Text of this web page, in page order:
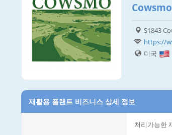
S1843
https://
미국
재활용 플랜트 비즈니스 상세 정보
처리가능한